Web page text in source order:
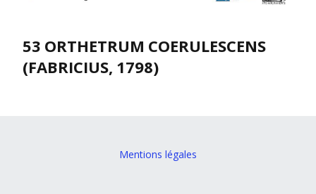
53 ORTHETRUM COERULESCENS
(FABRICIUS, 1798)
Mentions légales